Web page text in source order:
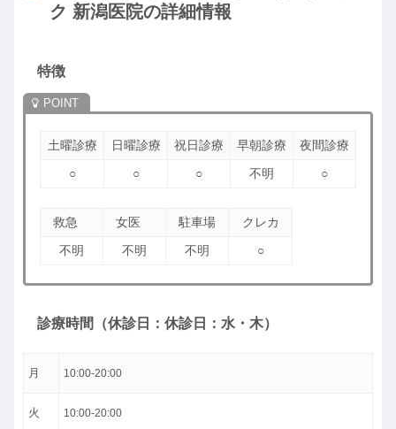
ク 新潟医院の詳細情報
特徴
土曜診療 日曜診療 祝日診療 早朝診療
夜間診療
○
○ ○ 不明 ○
救急 女医 駐車場
クレカ
不明
不明 不明 ○
診療時間（休診日：休診日：水・木）
月 10:00-20:00
火 10:00-20:00